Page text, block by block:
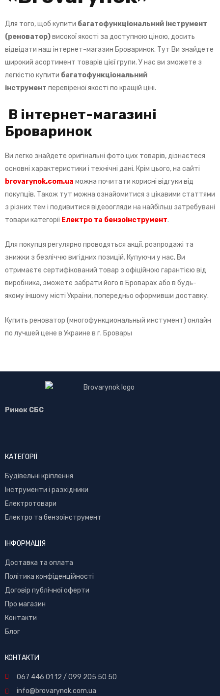
Для того, щоб купити багатофункціональний інструмент
(реноватор)високої якості за доступною ціною, досить
відвідати наш інтернет-магазин Броваринок. Тут Ви знайдете
широкий асортимент товарів цієї групи. У нас ви зможете з
легкістю купити багатофункціональний
інструмент перевіреної якості по кращій ціні.
В інтернет-магазині
Броваринок
Ви легко знайдете оригінальні фото цих товарів, дізнаєтеся
основні характеристики і технічні дані. Крім цього, на сайті
brovarynok.com.ua можна почитати корисні відгуки від
покупців. Також тут можна ознайомитися з цікавими статтями
з різних тем і подивитися відеоогляди на найбільш затребувані
товари категорії Електро та бензоінструмент.
Для покупця регулярно проводяться акції, розпродажі та
знижки з безліччю вигідних позицій. Купуючи у нас, Ви
отримаєте сертифікований товар з офіційною гарантією від
виробника, зможете забрати його в Броварах або в будь-
якому іншому місті України, попередньо оформивши доставку.
Купить реноватор (многофункциональный инстумент) онлайн
по лучшей цене в Украине в г. Бровары
Ринок СБС
КАТЕГОРІЇ
Будівельні кріплення
Інструменти і разхідники
Електротовари
Електро та бензоінструмент
ІНФОРМАЦІЯ
Доставка та оплата
Політика конфіденційності
Договір публічної оферти
Про магазин
Контакти
Блог
КОНТАКТИ
067 446 01 12 / 099 205 50 50
info@brovarynok.com.ua